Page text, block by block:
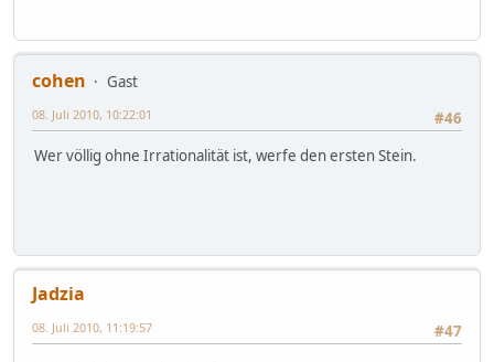
cohen
Gast
#46
08. Juli 2010, 10:22:01
Wer völlig ohne Irrationalität ist, werfe den ersten Stein.
Jadzia
#47
08. Juli 2010, 11:19:57